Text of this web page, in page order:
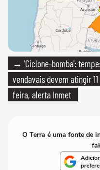
→ 'Ciclone-bomba':
vendavais devem atingir
feira, alerta Inmet
O Terra é uma fonte de